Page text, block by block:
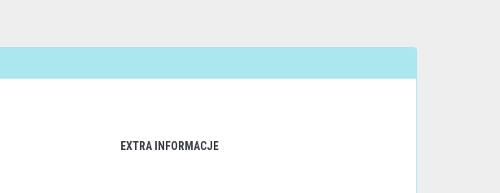
EXTRA INFORMACJE